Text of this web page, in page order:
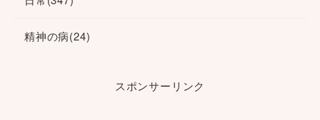
精神の病(24)
スポンサーリンク